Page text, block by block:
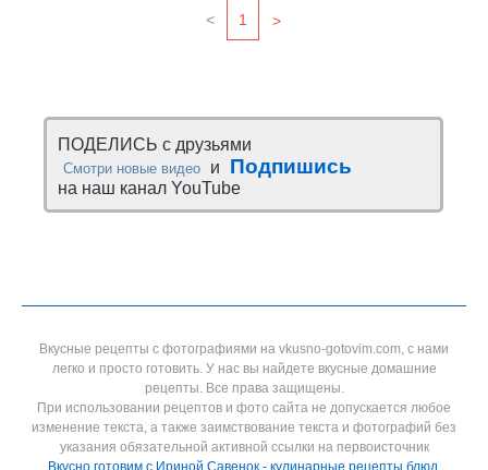
< 1 >
ПОДЕЛИСЬ с друзьями
Смотри новые видео и Подпишись
на наш канал YouTube
Вкусные рецепты с фотографиями на vkusno-gotovim.com, с нами
легко и просто готовить. У нас вы найдете вкусные домашние
рецепты. Все права защищены.
При использовании рецептов и фото сайта не допускается любое
изменение текста, а также заимствование текста и фотографий без
указания обязательной активной ссылки на первоисточник
Вкусно готовим с Ириной Савенок - кулинарные рецепты блюд,